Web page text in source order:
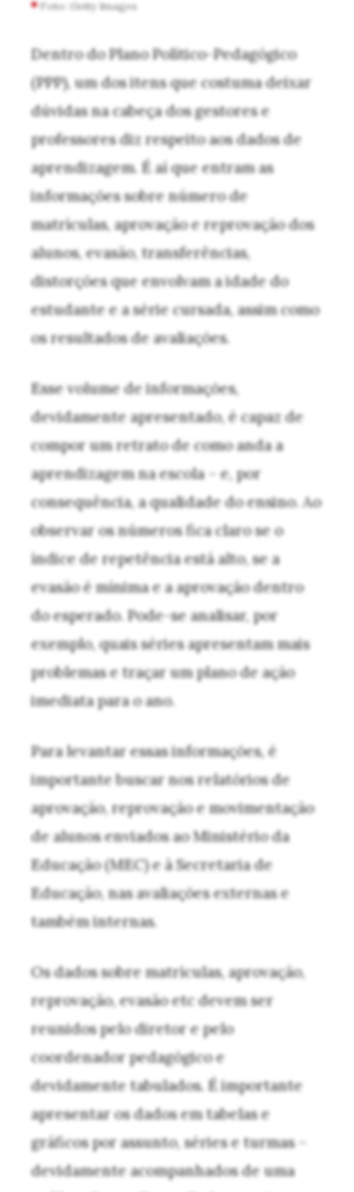
Foto: Getty Images
Dentro do Plano Político-Pedagógico
(PPP), um dos itens que costuma deixar
dúvidas na cabeça dos gestores e
professores diz respeito aos dados de
aprendizagem. É aí que entram as
informações sobre número de
matrículas, aprovação e reprovação dos
alunos, evasão, transferências,
distorções que envolvam a idade do
estudante e a série cursada, assim como
os resultados de avaliações.
Esse volume de informações,
devidamente apresentado, é capaz de
compor um retrato de como anda a
aprendizagem na escola – e, por
consequência, a qualidade do ensino. Ao
observar os números fica claro se o
índice de repetência está alto, se a
evasão é mínima e a aprovação dentro
do esperado. Pode-se analisar, por
exemplo, quais séries apresentam mais
problemas e traçar um plano de ação
imediata para o ano.
Para levantar essas informações, é
importante buscar nos relatórios de
aprovação, reprovação e movimentação
de alunos enviados ao Ministério da
Educação (MEC) e à Secretaria de
Educação, nas avaliações externas e
também internas.
Os dados sobre matrículas, aprovação,
reprovação, evasão etc devem ser
reunidos pelo diretor e pelo
coordenador pedagógico e
devidamente tabulados. É importante
apresentar os dados em tabelas e
gráficos por assunto, séries e turmas –
devidamente acompanhados de uma